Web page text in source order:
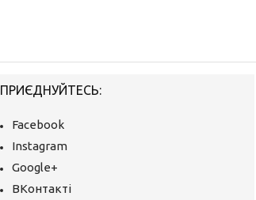
ПРИЄДНУЙТЕСЬ:
Facebook
Instagram
Google+
ВКонтакті